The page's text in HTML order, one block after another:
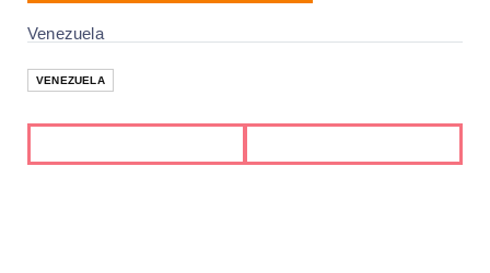
Venezuela
VENEZUELA